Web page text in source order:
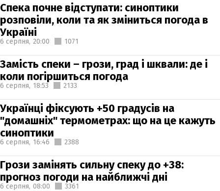
Спека почне відступати: синоптики
розповіли, коли та як зміниться погода в
Україні
6 серпня, 20:00 1071
Замість спеки – грози, град і шквали: де і
коли погіршиться погода
6 серпня, 18:53 2133
Українці фіксують +50 градусів на
"домашніх" термометрах: що на це кажуть
синоптики
6 серпня, 16:46 2388
Грози замінять сильну спеку до +38:
прогноз погоди на найближчі дні
6 серпня, 08:00 3361